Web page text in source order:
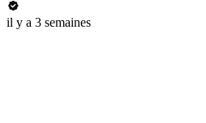
il y a 3 semaines